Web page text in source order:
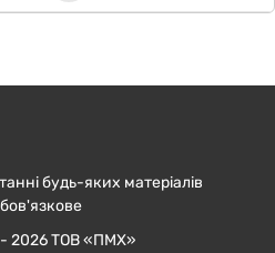
будь-яких матеріалів
- 2026 ТОВ «ПМХ»